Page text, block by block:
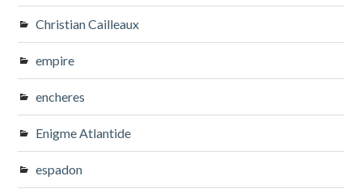
Christian Cailleaux
empire
encheres
Enigme Atlantide
espadon